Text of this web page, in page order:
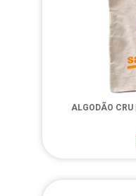
ALGODÃO